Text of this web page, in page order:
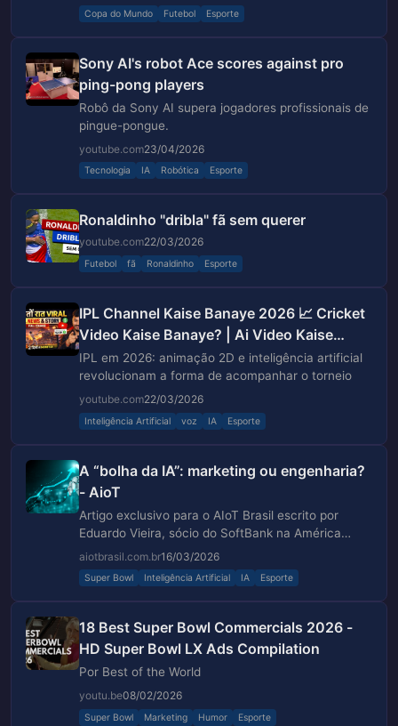
Copa do Mundo Futebol Esporte
Sony AI's robot Ace scores against pro
ping-pong players
Robô da Sony AI supera jogadores profissionais de
pingue-pongue.
youtube.com23/04/2026
Tecnologia IA Robótica Esporte
Ronaldinho "dribla" fã sem querer
youtube.com22/03/2026
Futebol fã Ronaldinho Esporte
IPL Channel Kaise Banaye 2026 📈 Cricket
Video Kaise Banaye? | Ai Video Kaise
Banaye? | 2D Animation
IPL em 2026: animação 2D e inteligência artificial
revolucionam a forma de acompanhar o torneio
youtube.com22/03/2026
Inteligência Artificial voz IA Esporte
A “bolha da IA”: marketing ou engenharia?
- AioT
Artigo exclusivo para o AIoT Brasil escrito por
Eduardo Vieira, sócio do SoftBank na América
Latina: A “bolha da IA”: marketing ou engenharia?
aiotbrasil.com.br16/03/2026
Super Bowl Inteligência Artificial IA Esporte
18 Best Super Bowl Commercials 2026 -
HD Super Bowl LX Ads Compilation
Por Best of the World
youtu.be08/02/2026
Super Bowl Marketing Humor Esporte